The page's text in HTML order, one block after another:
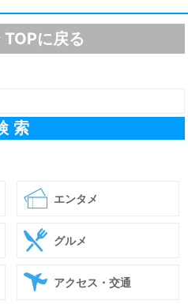
に戻る
エンタメ
グルメ
アクセス・交通